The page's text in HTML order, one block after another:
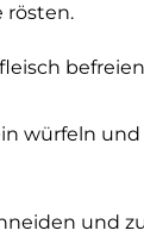
rösten.
würfeln
und